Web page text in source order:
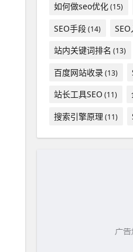
如何做seo优化(15)
SEO手段(14)
站内关键词排名 (13)
百度网站收录(13)
站长工具SEO (11)
搜索引擎原理 (11)